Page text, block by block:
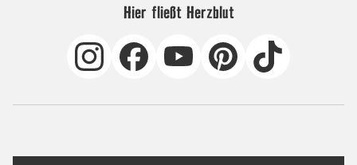
Hier fließt Herzblut